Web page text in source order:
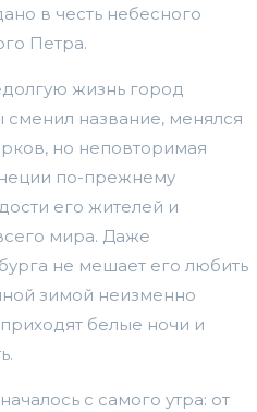
в честь небесного
Петра.
жизнь город
название, менялся
но неповторимая
по-прежнему
его жителей и
мира. Даже
не мешает его любить
зимой неизменно
белые ночи и
с самого утра: от